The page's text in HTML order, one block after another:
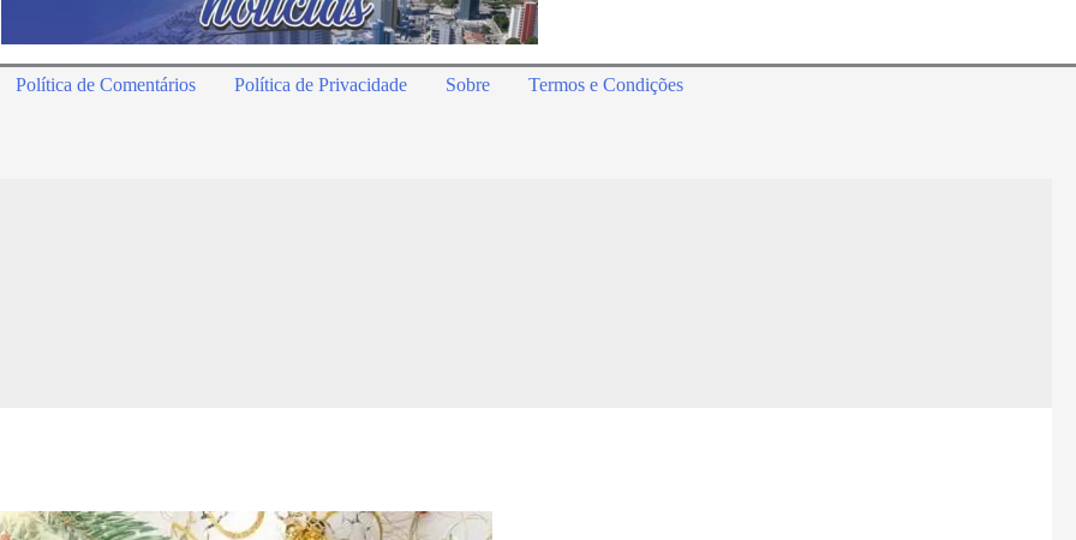
Política de Comentários Política de Privacidade Sobre Termos e Condições